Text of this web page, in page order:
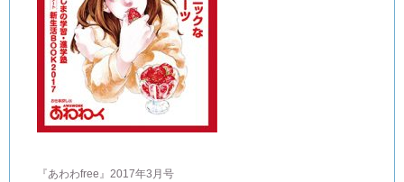
『あわわfree』2017年3月号